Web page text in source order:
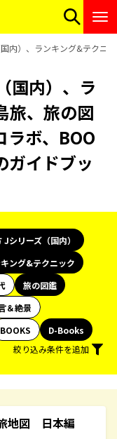
内）、ランキング&テクニ
国内）、ラ
旅、旅の図
ラボ、BOO
ガイドブッ
シリーズ（国内）
ング&テクニック
旅の図鑑
＆絶景
BOOKS
D-Books
絞り込み条件を追加
地図 日本編